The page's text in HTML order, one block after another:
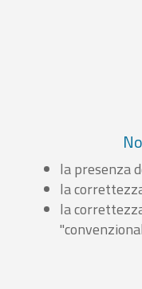
la presenza
la
la